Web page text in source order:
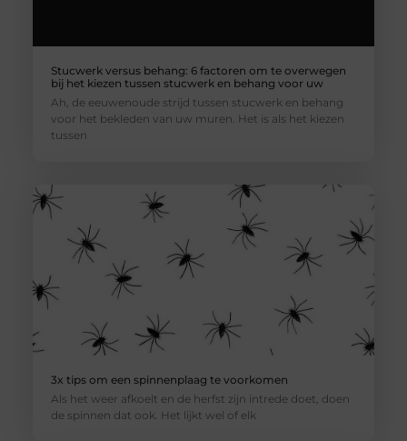
Stucwerk versus behang: 6 factoren om te overwegen
bij het kiezen tussen stucwerk en behang voor uw
Ah, de eeuwenoude strijd tussen stucwerk en behang
voor het bekleden van uw muren. Het is als het kiezen
tussen
3x tips om een spinnenplaag te voorkomen
Als het weer afkoelt en de herfst zijn intrede doet, doen
de spinnen dat ook. Het lijkt wel of elk